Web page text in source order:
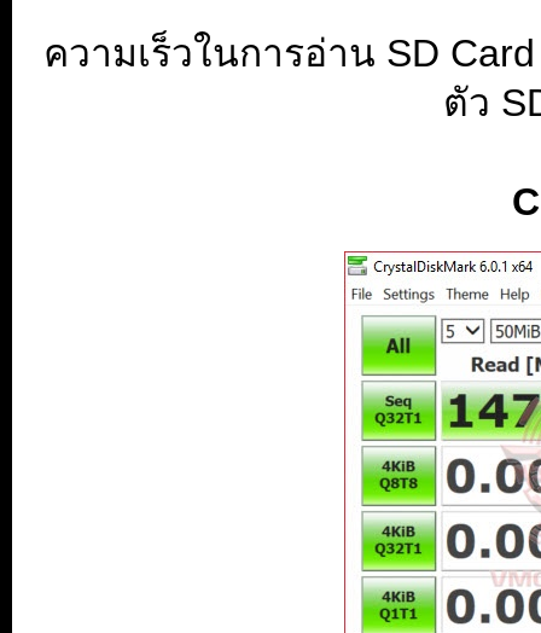
ความเร็วในการอ่าน SD
ตัว